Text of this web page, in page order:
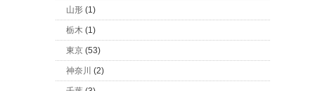
山形 (1)
栃木 (1)
東京 (53)
神奈川 (2)